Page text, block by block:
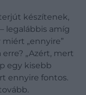
készítenek,
legalábbis amíg
„ennyire”
„Azért, mert
egy kisebb
ennyire fontos.